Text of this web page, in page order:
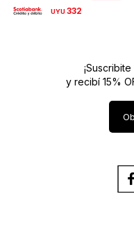
UYU332
y recibí 15%
